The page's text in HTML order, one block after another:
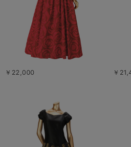
￥22,000 ￥